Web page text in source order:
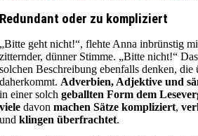
Redundant oder zu kompliziert
„Bitte geht nicht!“, flehte Anna inbrünstig
zitternder, dünner Stimme. „Bitte nicht!“
solchen Beschreibung ebenfalls denken, die
daherkommt. Adverbien, Adjektive und
in einer solchgeballten Form dem
viele davonmachen Sätze kompliziert,
undklingen überfrachtet.